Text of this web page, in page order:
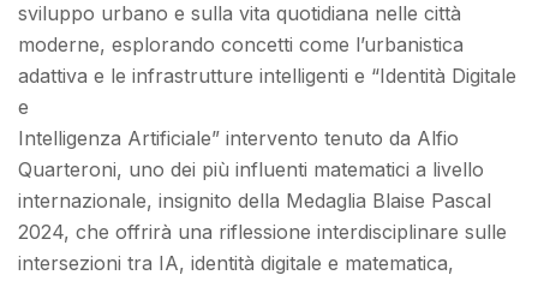
sviluppo urbano e sulla vita quotidiana nelle città
moderne, esplorando concetti come l’urbanistica
adattiva e le infrastrutture intelligenti e “Identità Digitale
e
Intelligenza Artificiale” intervento tenuto da Alfio
Quarteroni, uno dei più influenti matematici a livello
internazionale, insignito della Medaglia Blaise Pascal
2024, che offrirà una riflessione interdisciplinare sulle
intersezioni tra IA, identità digitale e matematica,